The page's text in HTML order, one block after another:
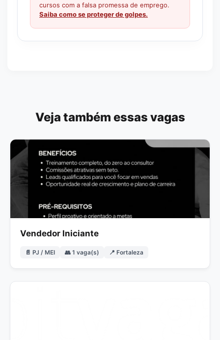
cursos com a falsa promessa de emprego.
Saiba como se proteger de golpes.
Veja também essas vagas
Vendedor Iniciante
📄 PJ / MEI 👥 1 vaga(s) 📍 Fortaleza